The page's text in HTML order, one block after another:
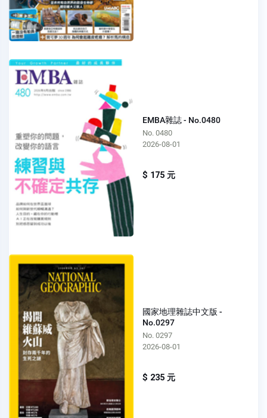
EMBA雜誌 - No.0480
No. 0480
2026-08-01
$ 175 元
國家地理雜誌中文版 -
No.0297
No. 0297
2026-08-01
$ 235 元